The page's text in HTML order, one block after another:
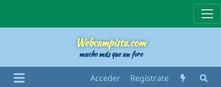
Webcampista.com
mucho más que un foro
Acceder Regístrate